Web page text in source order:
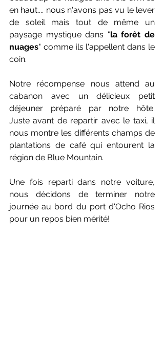
en haut.... nous n'avons pas vu le lever
de soleil mais tout de même un
paysage mystique dans "la forêt de
nuages" comme ils l'appellent dans le
coin.
Notre récompense nous attend au
cabanon avec un délicieux petit
déjeuner préparé par notre hôte.
Juste avant de repartir avec le taxi, il
nous montre les différents champs de
plantations de café qui entourent la
région de Blue Mountain.
Une fois reparti dans notre voiture,
nous décidons de terminer notre
journée au bord du port d'Ocho Rios
pour un repos bien mérité!